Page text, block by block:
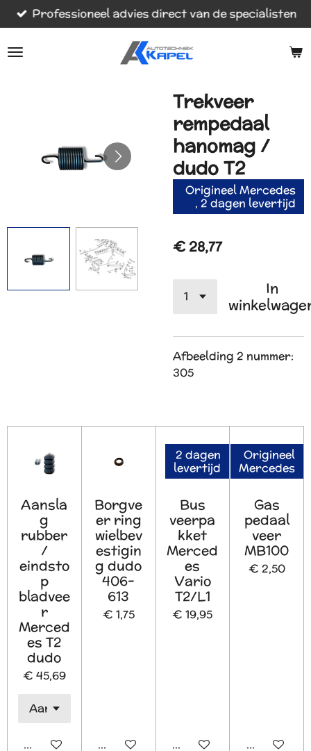
Ga
direct
naar
Professioneel advies direct van de specialisten
Trekveer
rempedaal
hanomag /
dudo T2
Origineel Mercedes
, 2 dagen levertijd
€ 28,77
In
Afbeelding 2 nummer:
305
Aansla
g
rubber
/
eindsto
p
bladvee
r
Merced
es T2
dudo
€ 45,69
In winkelwagen
Borgve
er ring
wielbev
estigin
g dudo
406-
613
€ 1,75
In winkelwagen
2 dagen
levertijd
Bus
veerpa
kket
Merced
es
Vario
T2/L1
€ 19,95
In winkelwagen
Origineel
Mercedes
Gas
pedaal
veer
MB100
€ 2,50
In